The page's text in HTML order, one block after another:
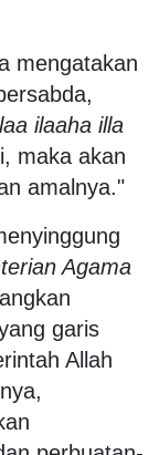
mengatakan
laa ilaaha illa
maka akan
amalnya."
Agama
garis
Allah